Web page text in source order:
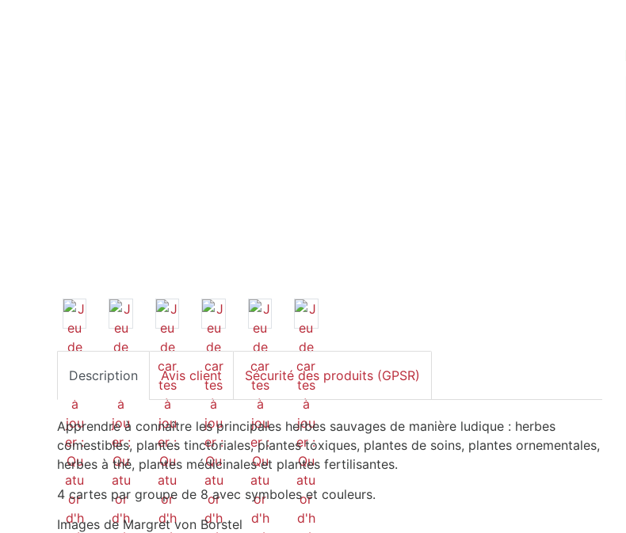
Description Avis client Sécurité des produits (GPSR)
Apprendre à connaître les principales herbes sauvages de manière ludique : herbes
comestibles, plantes tinctoriales, plantes toxiques, plantes de soins, plantes ornementales,
herbes à thé, plantes médicinales et plantes fertilisantes.
4 cartes par groupe de 8 avec symboles et couleurs.
Images de Margret von Borstel